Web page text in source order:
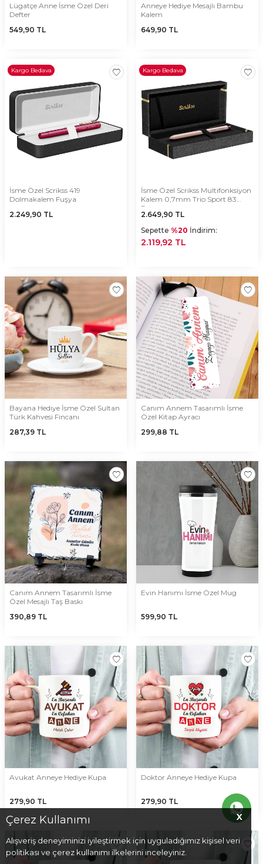
X
Çerez Kullanımı
Alışveriş deneyiminizi iyileştirmek için uyguladığımız kişisel veri
politikası ve çerez kullanımı ilkelerini inceleyiniz.
Lügatçe Anne İsme Özel Deri
Defter
549,90 TL
Anneye Hediye Mesajlı Bambu
Kalem
649,90 TL
Kargo Bedava
İsme Özel Scrikss 419
Dolmakalem Fuşya
2.249,90 TL
Kargo Bedava
İsme Özel Scrikss Multifonksiyon
Kalem 0,7mm Trio Sport 83
Rose
2.649,90 TL
Sepette %20 İndirim:
2.119,92 TL
Bayana Hediye İsme Özel Sultan
Türk Kahvesi Fincanı
287,39 TL
Canım Annem Tasarımlı İsme
Özel Kitap Ayracı
299,88 TL
Canım Annem Tasarımlı İsme
Özel Mesajlı Taş Baskı
390,89 TL
Evin Hanımı İsme Özel Mug
599,90 TL
Avukat Anneye Hediye Kupa
279,90 TL
Doktor Anneye Hediye Kupa
279,90 TL